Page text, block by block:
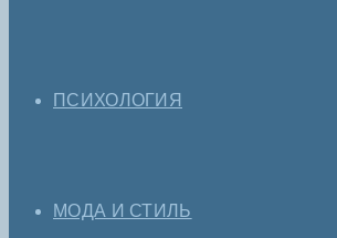
ПСИХОЛОГИЯ
МОДА И СТИЛЬ